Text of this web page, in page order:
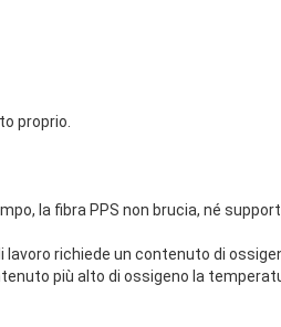
proprio.
la fibra PPS non brucia, né
richiede un contenuto di
più alto di ossigeno la